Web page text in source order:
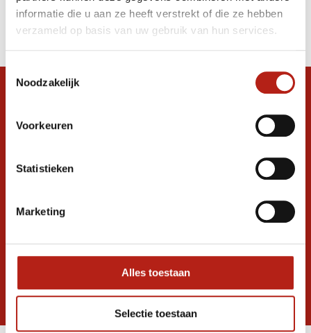
informatie die u aan ze heeft verstrekt of die ze hebben
verzameld op basis van uw gebruik van hun services.
Toestemmingsselectie
Noodzakelijk
Voorkeuren
Statistieken
Marketing
Alles toestaan
Selectie toestaan
Producten
Filter
Stel je vraag in de chat, en we helpen je
graag verder. 24/7
Volg ons
promoties
* Lees hier de wettelijke beperkingen